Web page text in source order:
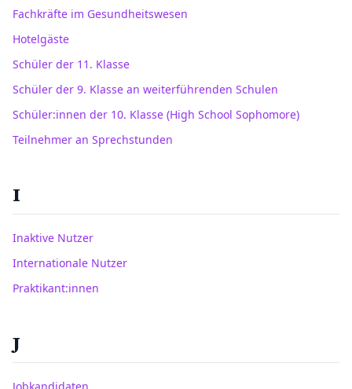
Fachkräfte im Gesundheitswesen
Hotelgäste
Schüler der 11. Klasse
Schüler der 9. Klasse an weiterführenden Schulen
Schüler:innen der 10. Klasse (High School Sophomore)
Teilnehmer an Sprechstunden
I
Inaktive Nutzer
Internationale Nutzer
Praktikant:innen
J